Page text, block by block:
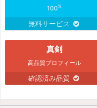
100%
無料サービス
真剣
高品質プロフィール
確認済み品質